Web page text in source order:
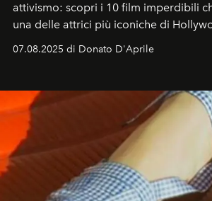
attivismo: scopri i 10 film imperdibili
una delle attrici più iconiche di
07.08.2025 di Donato D'Aprile